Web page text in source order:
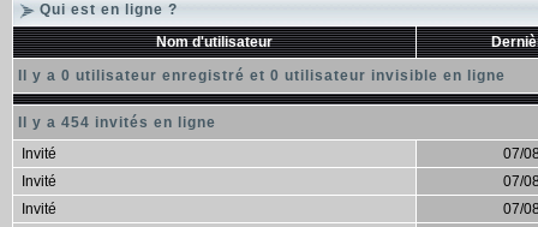
Qui est en ligne ?
Nom d'utilisateur
Il y a 0 utilisateur enregistré et 0 utilisateur invisible en ligne
Il y a 454 invités en ligne
Invité
07/
Invité
07/
Invité
07/